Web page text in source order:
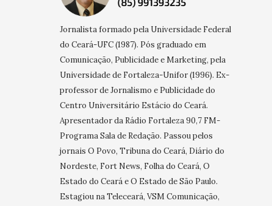
Jornalista formado pela Universidade Federal
do Ceará-UFC (1987). Pós graduado em
Comunicação, Publicidade e Marketing, pela
Universidade de Fortaleza-Unifor (1996). Ex-
professor de Jornalismo e Publicidade do
Centro Universitário Estácio do Ceará.
Apresentador da Rádio Fortaleza 90,7 FM-
Programa Sala de Redação. Passou pelos
jornais O Povo, Tribuna do Ceará, Diário do
Nordeste, Fort News, Folha do Ceará, O
Estado do Ceará e O Estado de São Paulo.
Estagiou na Teleceará, VSM Comunicação,